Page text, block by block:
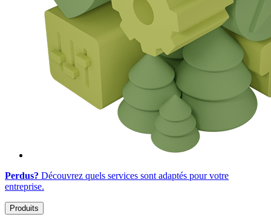
Perdus? Découvrez quels services sont adaptés pour votre
entreprise.
Produits